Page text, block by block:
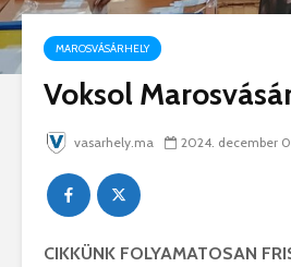
MAROSVÁSÁRHELY
Voksol
vasarhely.ma 2024. december
CIKKÜNK FOLYAMATOSAN